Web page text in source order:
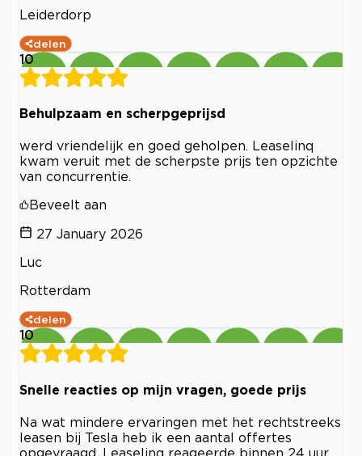
Leiderdorp
delen
10
Behulpzaam en scherpgeprijsd
werd vriendelijk en goed geholpen. Leaselinq
kwam veruit met de scherpste prijs ten opzichte
van concurrentie.
Beveelt aan
27 January 2026
Luc
Rotterdam
delen
10
Snelle reacties op mijn vragen, goede prijs
Na wat mindere ervaringen met het rechtstreeks
leasen bij Tesla heb ik een aantal offertes
opgevraagd. Leaselinq reageerde binnen 24 uur